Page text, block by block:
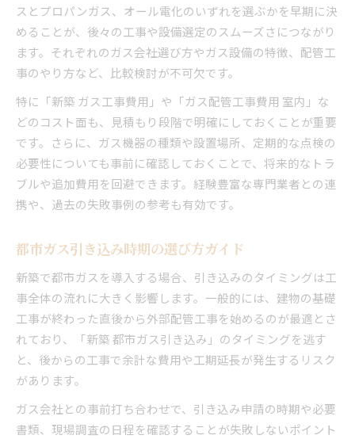
新築で迷うガスと電化のコスパを比較
オール電化とプロパンガスの経済性検討
新築で考えるガス設備と未来の支出管理
新築住宅で安全なガス設備点検の重要性
新築ガス設備点検の必要性と頻度を解説
ガス点検未実施で起こる新築トラブル例
新築で受けるべきガス設備点検の流れ
法定ガス点検の内容と新築での注意点
新築住宅の安全を守るガス点検の役割
スとプロパンガス、オール電化のいずれを選ぶかを早期に決
めることが、後々の工事や設備選定のスムーズさにつながり
ます。それぞれのガス会社選び方やガス設備の特徴、配管工
事のやり方など、比較検討が不可欠です。
特に「新築 ガス工事費用」や「ガス配管工事費用 室内」な
どのコスト面も、見積もり段階で明確にしておくことが重要
です。さらに、ガス機器の種類や設置場所、定期的な点検の
必要性についても事前に確認しておくことで、将来的なトラ
ブルや追加費用を回避できます。経験豊富な専門業者との連
携や、過去の失敗事例の参考も有効です。
都市ガス引き込み時期の選び方ガイド
新築で都市ガスを導入する場合、引き込みのタイミングは工
事全体の流れに大きく影響します。一般的には、建物の基礎
工事が終わった直後から外部配管工事を始めるのが最適とさ
れており、「新築 都市ガス引き込み」のタイミングを逃す
と、後からの工事で余計な費用や工期延長が発生するリスク
があります。
ガス会社との事前打ち合わせで、引き込み申請の時期や必要
書類、現場調査の日程を確認することが失敗しないポイント